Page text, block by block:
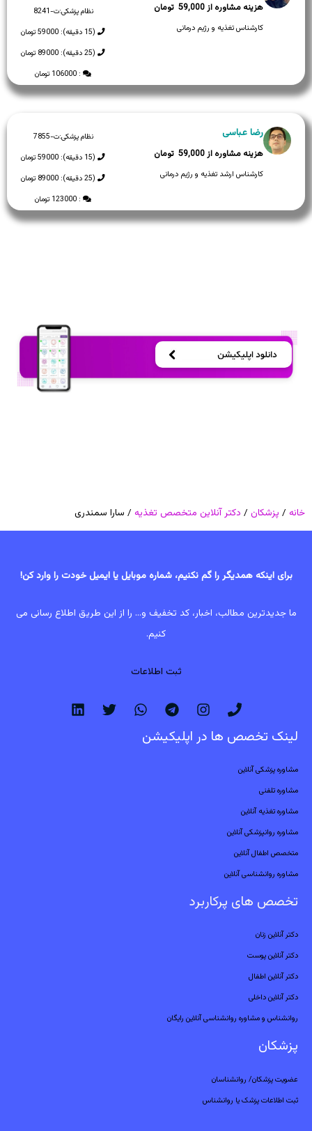
نظام پزشکی:ت-8241
(15 دقیقه): 59000 تومان
(25 دقیقه): 89000 تومان
: 106000 تومان
59,000
کارشناس تغذیه و رژیم درمانی
نظام پزشکی:ت-7855
(15 دقیقه): 59000 تومان
(25 دقیقه): 89000 تومان
: 123000 تومان
رضا عباسی
59,000
کارشناس ارشد تغذیه و رژیم درمانی
خانه / پزشکان / دکتر آنلاین متخصص تغذیه / سارا سمندری
برای اینکه همدیگر را گم نکنیم، شماره موبایل یا ایمیل خودت را وارد کن!
ما جدیدترین مطالب، اخبار، کد تخفیف و... را از این طریق اطلاع رسانی می
کنیم.
ثبت اطلاعات
لینک تخصص ها در اپلیکیشن
مشاوره پزشکی آنلاین
مشاوره تلفنی
مشاوره تغذیه آنلاین
مشاوره روانپزشکی آنلاین
متخصص اطفال آنلاین
مشاوره روانشناسی آنلاین
تخصص های پرکاربرد
دکتر آنلاین زنان
دکتر آنلاین پوست
دکتر آنلاین اطفال
دکتر آنلاین داخلی
روانشناس و مشاوره روانشناسی آنلاین رایگان
پزشکان
عضویت پزشکان/ روانشناسان
ثبت اطلاعات پزشک یا روانشناس